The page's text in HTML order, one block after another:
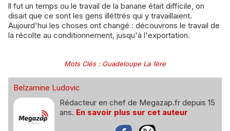
ll fut un temps ou le travail de la banane était difficile, on
disait que ce sont les gens illéttrés qui y travaillaient.
Aujourd'hui les choses ont changé : découvrons le travail de
la récolte au conditionnement, jusqu'à l'exportation.
Mots Clés: Guadeloupe La 1ère
Belzamine Ludovic
Rédacteur en chef de Megazap.fr depuis 15
ans. En savoir plus sur cet auteur